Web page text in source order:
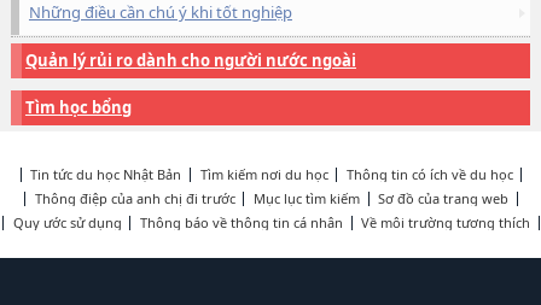
Những điều cần chú ý khi tốt nghiệp
Quản lý rủi ro dành cho người nước ngoài
Tìm học bổng
Tin tức du học Nhật Bản Tìm kiếm nơi du học
Thông tin có ích về du học
Thông điệp của anh chị đi trước
Mục lục tìm kiếm
Sơ đồ của trang web
Quy ước sử dụng
Thông báo về thông tin cá nhân Về môi trường tương thích